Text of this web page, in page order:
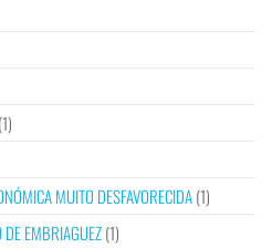
(1)
MUITO DESFAVORECIDA(1)
DE EMBRIAGUEZ(1)